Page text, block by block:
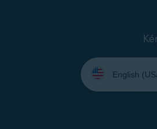
Select
your
language: